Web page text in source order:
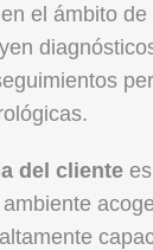
el ámbito
del cliente